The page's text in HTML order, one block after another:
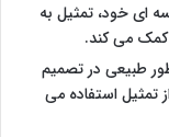
ای خود، تمثیل به
کمک می کند.
طبیعی در تصمیم
تمثیل استفاده می